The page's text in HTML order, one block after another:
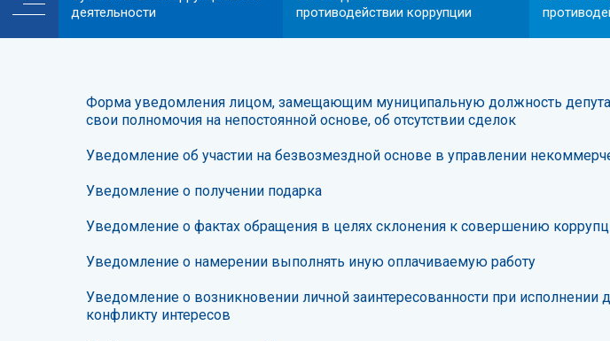
деятельности
противодействии коррупции
Форма уведомления лицом, замещающим муниципальную должность
свои полномочия на непостоянной основе, об отсутствии сделок
Уведомление об участии на безвозмездной основе в управлении
Уведомление о получении подарка
Уведомление о фактах обращения в целях склонения к совершению
Уведомление о намерении выполнять иную оплачиваемую работу
Уведомление о возникновении личной заинтересованности при
конфликту интересов